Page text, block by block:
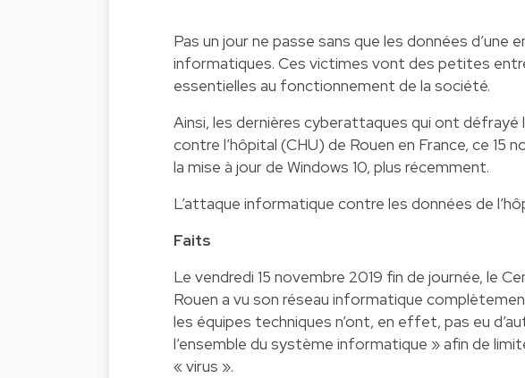
Pas un jour ne passe sans que les données d’une
informatiques. Ces victimes vont des petites
essentielles au fonctionnement de la société.
Ainsi, les dernières cyberattaques qui ont défrayé
contre l’hôpital (CHU) de Rouen en France, ce 15
la mise à jour de Windows 10, plus récemment.
L’attaque informatique contre les données de
Faits
Le vendredi 15 novembre 2019 fin de journée, le
Rouen a vu son réseau informatique
les équipes techniques n’ont, en effet, pas eu
l’ensemble du système informatique » afin de
« virus ».